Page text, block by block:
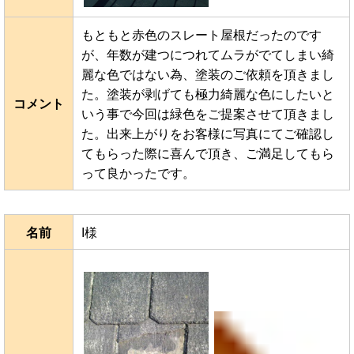
コメント
もともと赤色のスレート屋根だったのです
が、年数が建つにつれてムラがでてしまい綺
麗な色ではない為、塗装のご依頼を頂きまし
た。塗装が剥げても極力綺麗な色にしたいと
いう事で今回は緑色をご提案させて頂きまし
た。出来上がりをお客様に写真にてご確認し
てもらった際に喜んで頂き、ご満足してもら
って良かったです。
名前 I様